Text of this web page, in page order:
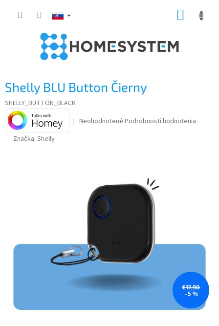
Shelly BLU Button Čierny
SHELLY_BUTTON_BLACK
Priemerné
hviezdičiek.
Neohodnotené Podrobnosti hodnotenia
Značka: Shelly
€17,90
–5 %